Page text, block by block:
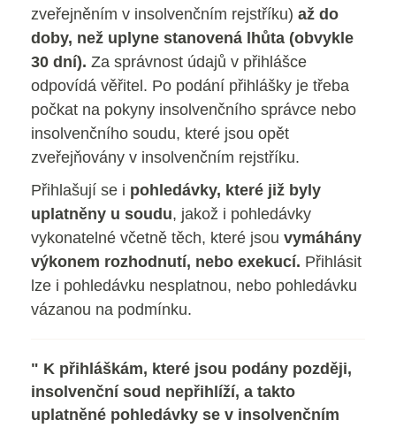
zveřejněním v insolvenčním rejstříku) až do
doby, než uplyne stanovená lhůta (obvykle
30 dní). Za správnost údajů v přihlášce
odpovídá věřitel. Po podání přihlášky je třeba
počkat na pokyny insolvenčního správce nebo
insolvenčního soudu, které jsou opět
zveřejňovány v insolvenčním rejstříku.
Přihlašují se i pohledávky, které již byly
uplatněny u soudu, jakož i pohledávky
vykonatelné včetně těch, které jsou vymáhány
výkonem rozhodnutí, nebo exekucí. Přihlásit
lze i pohledávku nesplatnou, nebo pohledávku
vázanou na podmínku.
" K přihláškám, které jsou podány později,
insolvenční soud nepřihlíží, a takto
uplatněné pohledávky se v insolvenčním